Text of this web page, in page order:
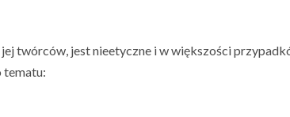
twórców, jest nieetyczne i w większości
tematu: